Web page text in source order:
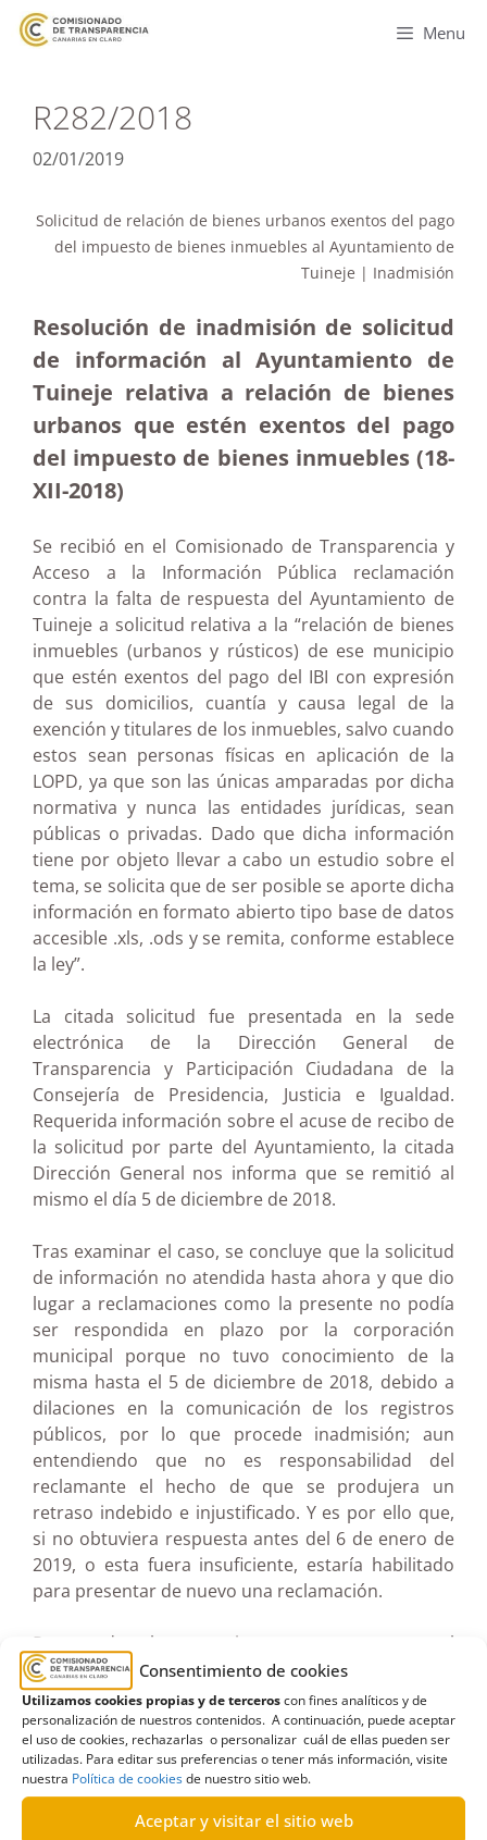
Consentimiento de cookies
Utilizamos cookies propias y de terceroscon fines analíticos y de
personalización de nuestros contenidos. A continuación, puede aceptar
el uso de cookies, rechazarlas o personalizar cuál de ellas pueden ser
utilizadas. Para editar sus preferencias o tener más información, visite
nuestra Política de cookiesde nuestro sitio web.
Aceptar y visitar el sitio web
Menu
R282/2018
02/01/2019
Solicitud de relación de bienes urbanos exentos del pago
del impuesto de bienes inmuebles al Ayuntamiento de
Tuineje | Inadmisión
Resolución de inadmisión de solicitud
de información al Ayuntamiento de
Tuineje relativa a relación de bienes
urbanos que estén exentos del pago
del impuesto de bienes inmuebles (18-
XII-2018)
Se recibió en el Comisionado de Transparencia y
Acceso a la Información Pública reclamación
contra la falta de respuesta del Ayuntamiento de
Tuineje a solicitud relativa a la “relación de bienes
inmuebles (urbanos y rústicos) de ese municipio
que estén exentos del pago del IBI con expresión
de sus domicilios, cuantía y causa legal de la
exención y titulares de los inmuebles, salvo cuando
estos sean personas físicas en aplicación de la
LOPD, ya que son las únicas amparadas por dicha
normativa y nunca las entidades jurídicas, sean
públicas o privadas. Dado que dicha información
tiene por objeto llevar a cabo un estudio sobre el
tema, se solicita que de ser posible se aporte dicha
información en formato abierto tipo base de datos
accesible .xls, .ods y se remita, conforme establece
la ley”.
La citada solicitud fue presentada en la sede
electrónica de la Dirección General de
Transparencia y Participación Ciudadana de la
Consejería de Presidencia, Justicia e Igualdad.
Requerida información sobre el acuse de recibo de
la solicitud por parte del Ayuntamiento, la citada
Dirección General nos informa que se remitió al
mismo el día 5 de diciembre de 2018.
Tras examinar el caso, se concluye que la solicitud
de información no atendida hasta ahora y que dio
lugar a reclamaciones como la presente no podía
ser respondida en plazo por la corporación
municipal porque no tuvo conocimiento de la
misma hasta el 5 de diciembre de 2018, debido a
dilaciones en la comunicación de los registros
públicos, por lo que procede inadmisión; aun
entendiendo que no es responsabilidad del
reclamante el hecho de que se produjera un
retraso indebido e injustificado. Y es por ello que,
si no obtuviera respuesta antes del 6 de enero de
2019, o esta fuera insuficiente, estaría habilitado
para presentar de nuevo una reclamación.
Por todo lo anteriormente expuesto, el
Comisionado resuelve inadmitir a trámite la
reclamación toda vez que la misma fue presentada
fuera del plazo legalmente previsto para ello.
Ver documento pdf en pantalla completa